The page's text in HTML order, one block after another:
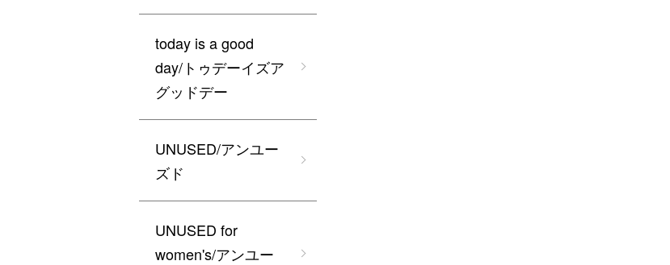
today is a good
day/トゥデーイズア
グッドデー
UNUSED/アンユー
ズド
UNUSED for
women's/アンユー